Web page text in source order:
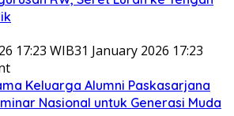
17:23 WIB31 January 2026 17:23
Keluarga Alumni Paskasarjana
Nasional untuk Generasi Muda